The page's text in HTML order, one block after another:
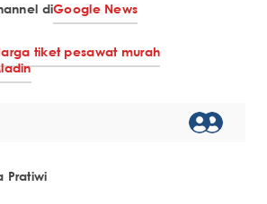
diGoogle News
tiket pesawat murah
Pratiwi